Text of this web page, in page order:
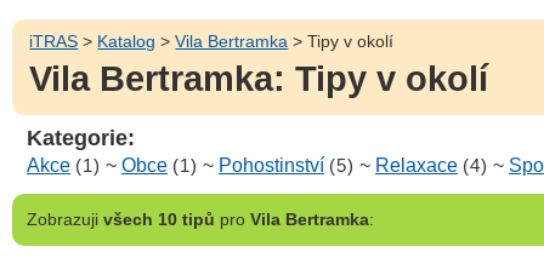
iTRAS > Katalog >Vila Bertramka > Tipy v okolí
Vila Bertramka: Tipy v okolí
Kategorie:
Akce (1) ~ Obce (1) ~ Pohostinství (5) ~ Relaxace (4) ~
Zobrazuji všech 10 tipů pro Vila Bertramka: